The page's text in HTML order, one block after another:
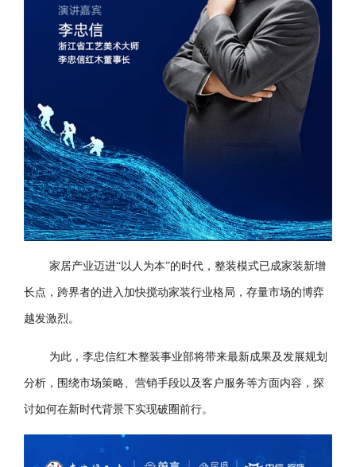
家居产业迈进“以人为本”的时代，整装模式已成家装新增
长点，跨界者的进入加快搅动家装行业格局，存量市场的博弈
越发激烈。
为此，李忠信红木整装事业部将带来最新成果及发展规划
分析，围绕市场策略、营销手段以及客户服务等方面内容，探
讨如何在新时代背景下实现破圈前行。